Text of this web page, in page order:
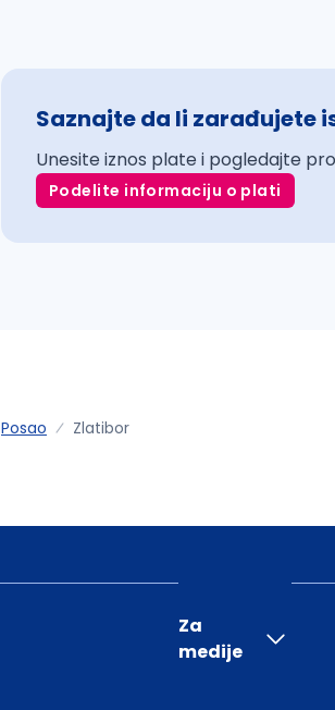
Saznajte da li zarađujete
Unesite iznos plate i pogledajte
Podelite informaciju o plati
Posao Zlatibor
Za
medije